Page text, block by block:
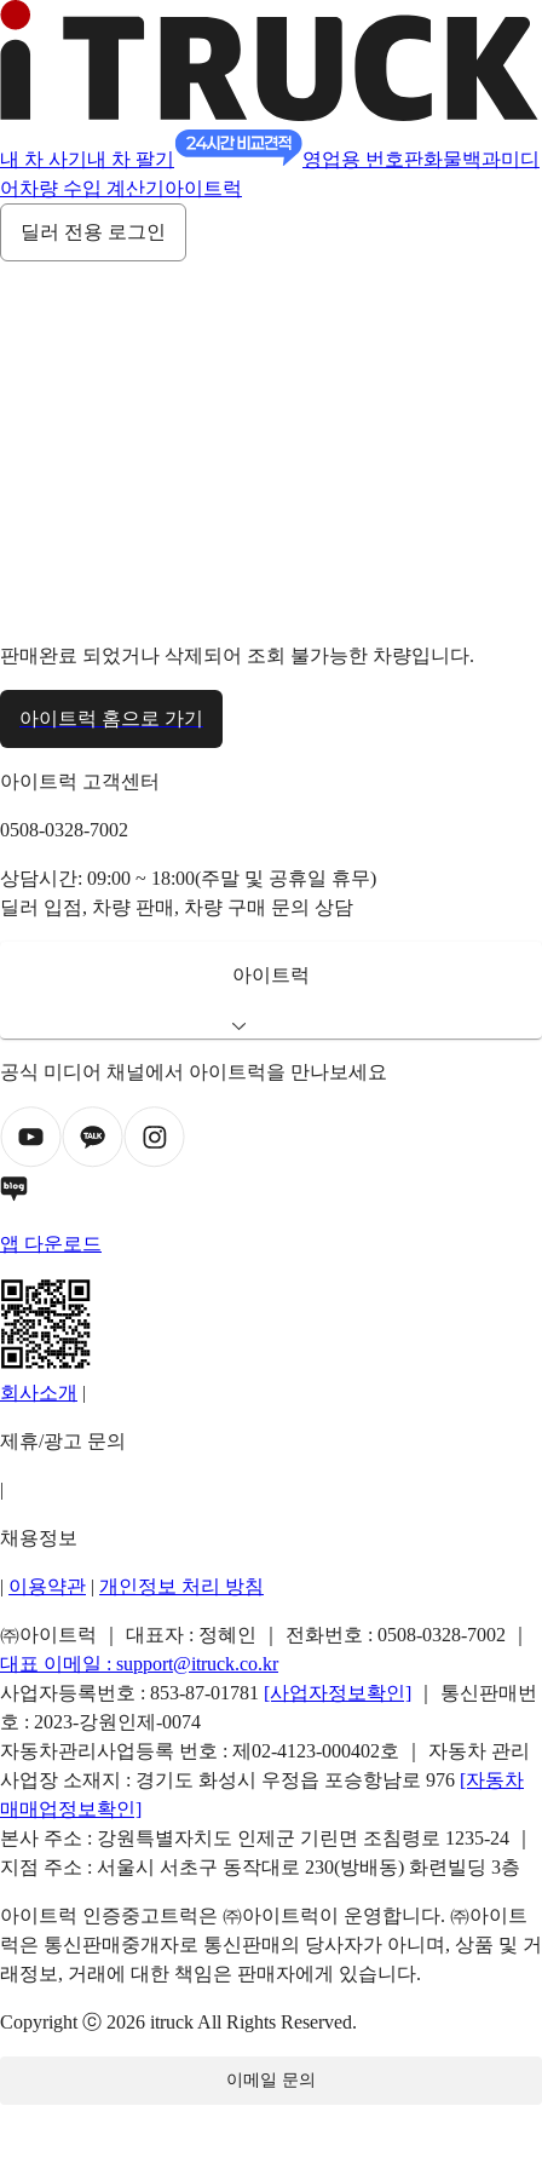
내 차 사기 내 차 팔기 영업용 번호판화물백과미디
어 차량 수입 계산기 아이트럭
딜러 전용 로그인
판매완료 되었거나 삭제되어 조회 불가능한 차량입니다.
아이트럭 홈으로 가기
아이트럭 고객센터
0508-0328-7002
상담시간: 09:00 ~ 18:00(주말 및 공휴일 휴무)
딜러 입점, 차량 판매, 차량 구매 문의 상담
아이트럭
공식 미디어 채널에서 아이트럭을 만나보세요
앱 다운로드
회사소개 |
제휴/광고 문의
|
채용정보
| 이용약관 | 개인정보 처리 방침
㈜아이트럭 ｜ 대표자 : 정혜인 ｜ 전화번호 : 0508-0328-7002
대표 이메일 : support@itruck.co.kr
사업자등록번호 : 853-87-01781 [사업자정보확인]
｜ 통신판매번
호 : 2023-강원인제-0074
자동차관리사업등록 번호 : 제02-4123-000402호 ｜ 자동차 관리
사업장 소재지 : 경기도 화성시 우정읍 포승항남로 976 [자동차
매매업정보확인]
본사 주소 : 강원특별자치도 인제군 기린면 조침령로 1235-24 ｜
지점 주소 : 서울시 서초구 동작대로 230(방배동) 화련빌딩 3층
아이트럭 인증중고트럭은 ㈜아이트럭이 운영합니다. ㈜아이트
럭은 통신판매중개자로 통신판매의 당사자가 아니며, 상품 및 거
래정보, 거래에 대한 책임은 판매자에게 있습니다.
Copyright ⓒ 2026 itruck All Rights Reserved.
이메일 문의